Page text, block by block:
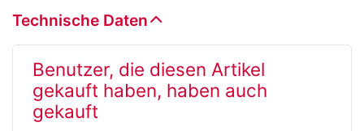
Technische Daten
Benutzer, die diesen Artikel
gekauft haben, haben auch
gekauft